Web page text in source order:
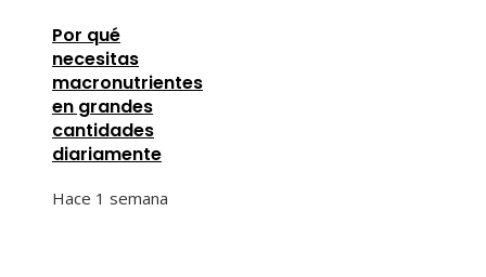
Por qué
necesitas
macronutrientes
en grandes
cantidades
diariamente
Hace 1 semana